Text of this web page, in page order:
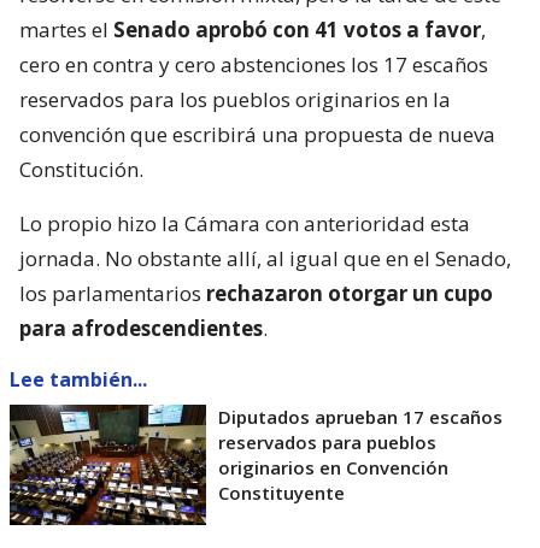
martes el Senado aprobó con 41 votos a favor,
cero en contra y cero abstenciones los 17 escaños
reservados para los pueblos originarios en la
convención que escribirá una propuesta de nueva
Constitución.
Lo propio hizo la Cámara con anterioridad esta
jornada. No obstante allí, al igual que en el Senado,
los parlamentarios rechazaron otorgar un cupo
para afrodescendientes.
Lee también...
Diputados aprueban 17 escaños
reservados para pueblos
originarios en Convención
Constituyente